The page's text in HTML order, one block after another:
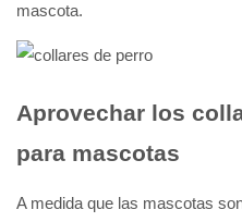
mascota.
Aprovechar los
para mascotas
A medida que las mascotas